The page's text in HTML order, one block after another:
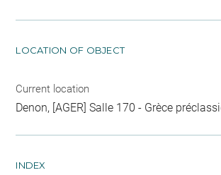
LOCATION OF OBJECT
Current location
Denon, [AGER] Salle 170 - Grèce
INDEX